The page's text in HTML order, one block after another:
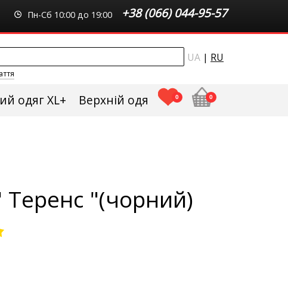
+38 (066) 044-95-57
Пн-Сб 10:00 до 19:00
UA | RU
одяг XL+ Верхній одяг плюс сайз
0 0
"(чорний)